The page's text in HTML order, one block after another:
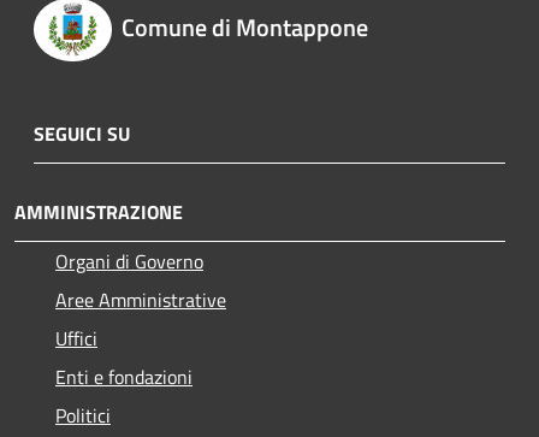
Comune di Montappone
SEGUICI SU
AMMINISTRAZIONE
Organi di Governo
Aree Amministrative
Uffici
Enti e fondazioni
Politici